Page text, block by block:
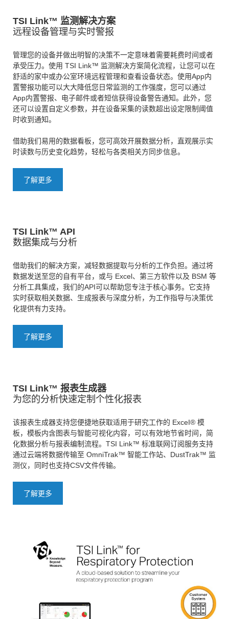
TSI Link™ 监测解决方案
远程设备管理与实时警报
管理您的设备并做出明智的决策不一定意味着需要耗费时间或者
承受压力。使用 TSI Link™ 监测解决方案简化流程，让您可以在
舒适的家中或办公室环境远程管理和查看设备状态。使用App内
置警报功能可以大大降低您日常监测的工作强度，您可以通过
App内置警报、电子邮件或者短信获得设备警告通知。此外，您
还可以设置自定义参数，并在设备采集的读数超出设定限制阈值
时收到通知。
借助我们易用的数据看板，您可高效开展数据分析，直观展示实
时读数与历史变化趋势，轻松与各类相关方同步信息。
了解更多
TSI Link™ API
数据集成与分析
借助我们的解决方案，减轻数据提取与分析的工作负担。通过将
数据发送至您的自有平台，或与 Excel、第三方软件以及 BSM 等
分析工具集成，我们的API可以帮助您专注于核心事务。它支持
实时获取相关数据、生成报表与深度分析，为工作指导与决策优
化提供有力支持。
了解更多
TSI Link™ 报表生成器
为您的分析快速定制个性化报表
该报表生成器支持您便捷地获取适用于研究工作的 ExceI® 模
板，模板内含图表与智能可视化内容，可以有效地节省时间，简
化数据分析与报表编制流程。TSI Link™ 标准联网订阅服务支持
通过云端将数据传输至 OmniTrak™ 智能工作站、DustTrak™ 监
测仪，同时也支持CSV文件传输。
了解更多